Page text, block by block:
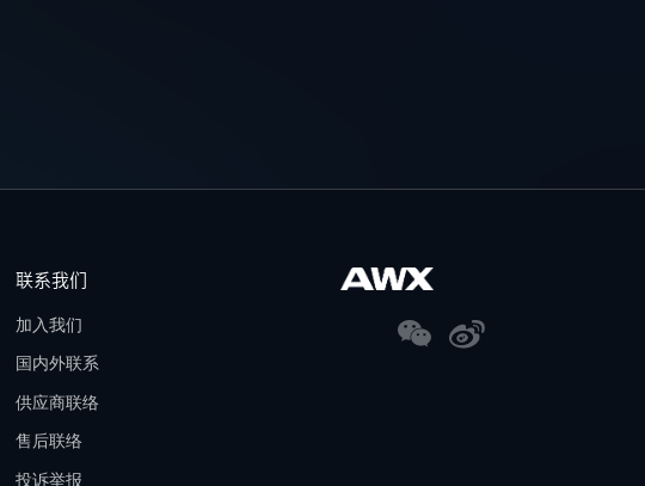
联系我们
加入我们
国内外联系
供应商联络
售后联络
投诉举报